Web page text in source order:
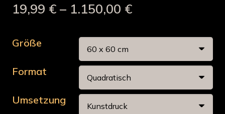
19,99 € – 1.150,00 €
Größe
Format
Umsetzung